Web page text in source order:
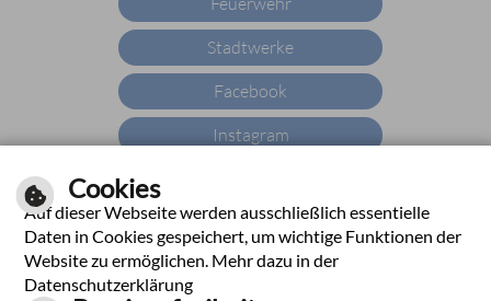
Stadtwerke
Facebook
Instagram
X
YouTube
Cookies
Auf dieser Webseite werden ausschließlich essentielle
Daten in Cookies gespeichert, um wichtige Funktionen der
Website zu ermöglichen. Mehr dazu in der
Datenschutzerklärung